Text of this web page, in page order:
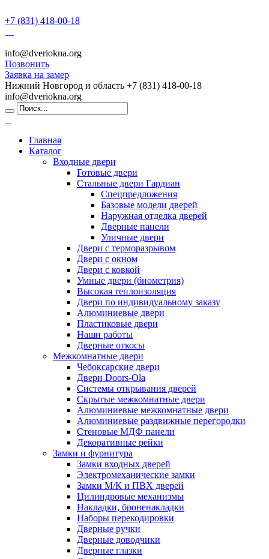
+7 (831) 418-00-18
info@dveriokna.org
Позвонить
Заявка на замер
Нижний Новгород и область +7 (831) 418-00-18
info@dveriokna.org
Главная
Каталог
Входные двери
Готовые двери
Стальные двери Гардиан
Спецпредложения
Базовые модели дверей
Наружная отделка дверей
Дверные панели
Уличные двери
Двери с терморазрывом
Двери с окном
Двери с ковкой
Умные двери (биометрия)
Высокая теплоизоляция
Двери по индивидуальному заказу
Алюминиевые двери
Пластиковые двери
Наши работы
Дверные откосы
Межкомнатные двери
Чебоксарские двери
Двери Doors-Ola
Системы открывания дверей
Скрытые межкомнатные двери
Алюминиевые межкомнатные двери
Алюминиевые раздвижные перегородки
Стеновые МДФ панели
Декоративные рейки
Замки и фурнитура
Замки входных дверей
Электромеханические замки
Замки М/К и ПВХ дверей
Цилиндровые механизмы
Накладки, броненакладки
Наборы перекодировки
Дверные ручки
Дверные доводчики
Дверные глазки